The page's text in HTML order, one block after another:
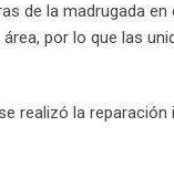
de la madrugada
por lo que las
realizó la reparación